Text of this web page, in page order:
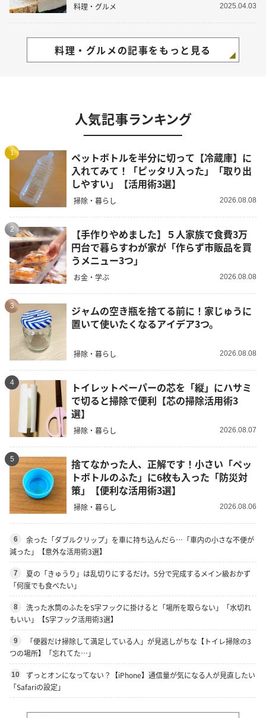
料理・グルメ 2025.04.03
料理・グルメの記事をもっと見る
人気記事ランキング
1
ペットボトルを半分に切って【冷蔵庫】に
入れてみて！「ピッタリ入った」「取り出
しやすい」【活用術3選】
掃除・暮らし 2026.08.08
2
【手作りやめました】５人家族で食費3万
円台で暮らすわが家が「作らず市販品を買
うメニュー3つ」
お金・学ぶ 2026.08.08
3
ジャムの空き瓶を捨てる前に！家じゅうに
置いて使いたくなるアイデア3つ。
掃除・暮らし 2026.08.08
4
トイレットペーパーの芯を「縦」にハサミ
で切ると掃除で便利【芯の掃除活用術3
選】
掃除・暮らし 2026.08.07
5
捨てなかった人、正解です！小さい「ペッ
トボトルのふた」に6枚も入った「防災対
策」【便利な活用術3選】
掃除・暮らし 2026.08.06
6
余った「ダブルクリップ」を車に持ち込んだら…「車内の小さな不便が
減った」【意外な活用術3選】
7
夏の「きゅうり」は乱切りにするだけ。5分で完成するメイン級おかず
「何度でも食べたい」
8
洗った水筒のふたをS字フックに掛けると「場所を取らない」「水切れ
もいい」【S字フック活用術3選】
9
「便器だけ掃除して満足している人」が見逃しがちな【トイレ掃除の3
つの場所】「忘れてた…」
10
ずっとオンになってない？【iPhone】通信量が気になる人が見直したい
「Safariの設定」